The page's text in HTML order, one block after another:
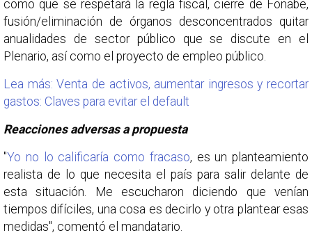
como que se respetará la regla fiscal, cierre de Fonabe,
fusión/eliminación de órganos desconcentrados quitar
anualidades de sector público que se discute en el
Plenario, así como el proyecto de empleo público.
Lea más: Venta de activos, aumentar ingresos y recortar
gastos: Claves para evitar el default
Reacciones adversas a propuesta
"Yo no lo calificaría como fracaso, es un planteamiento
realista de lo que necesita el país para salir delante de
esta situación. Me escucharon diciendo que venían
tiempos difíciles, una cosa es decirlo y otra plantear esas
medidas", comentó el mandatario.